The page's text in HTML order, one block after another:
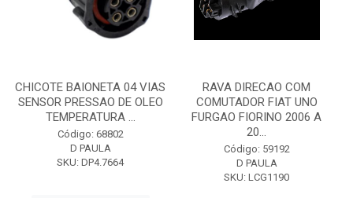
CHICOTE BAIONETA 04 VIAS
SENSOR PRESSAO DE OLEO
TEMPERATURA ...
Código: 68802
D PAULA
SKU: DP4.7664
RAVA DIRECAO COM
COMUTADOR FIAT UNO
FURGAO FIORINO 2006 A
20...
Código: 59192
D PAULA
SKU: LCG1190